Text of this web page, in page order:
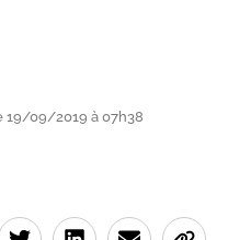
19/09/2019 à 07h38